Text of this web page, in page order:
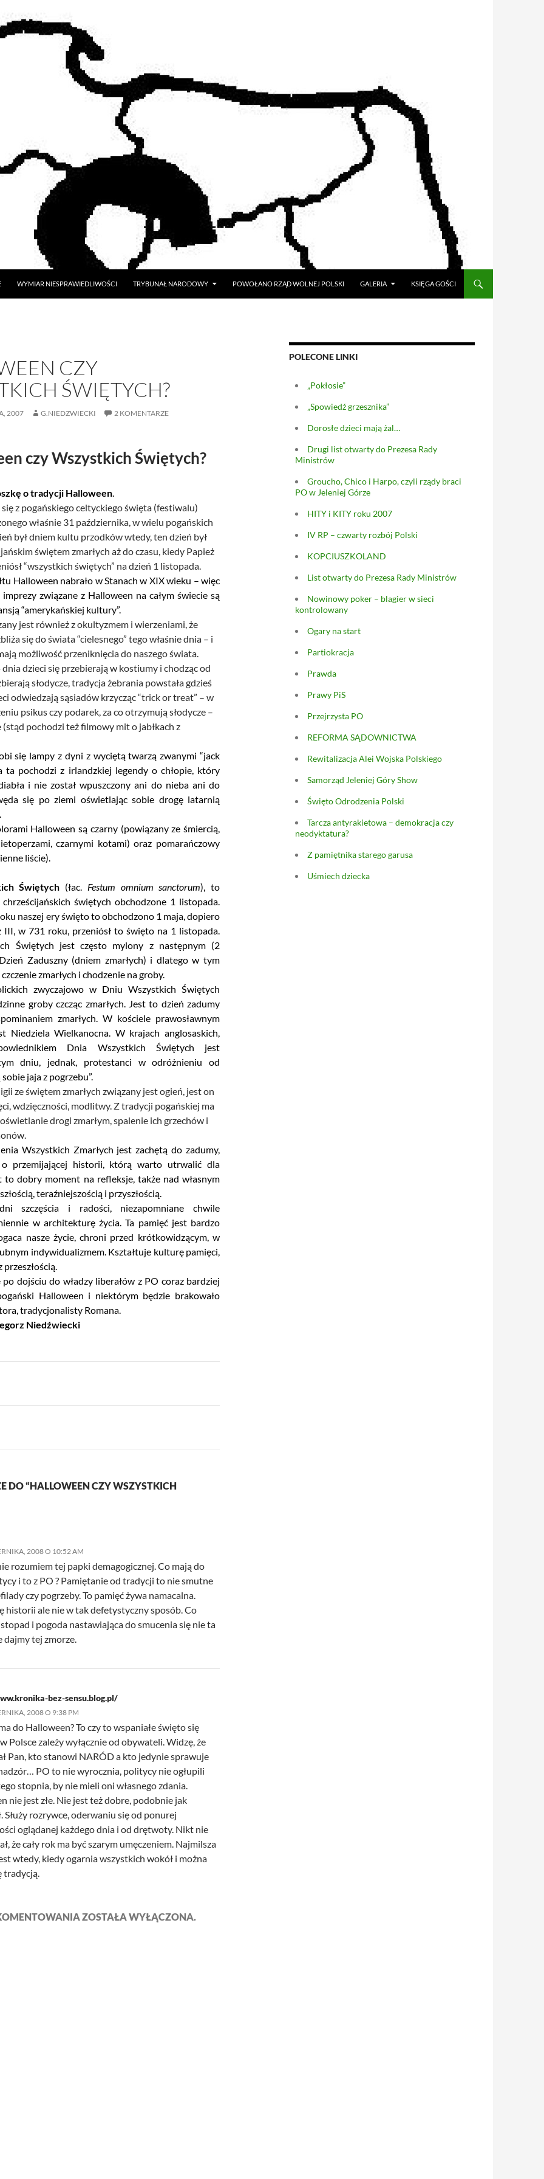
WYMIAR NIESPRAWIEDLIWOŚCI TRYBUNAŁ NARODOWY POWOŁANO RZĄD WOLNEJ POLSKI GALERIA KSIĘGA GOŚCI
CZY
ŚWIĘTYCH?
2007 G.NIEDZWIECKI 2 KOMENTARZE
czy Wszystkich Świętych?
o tradycji Halloween.
z pogańskiego celtyckiego święta (festiwalu)
właśnie 31 października, w wielu pogańskich
był dniem kultu przodków wtedy, ten dzień był
świętem zmarłych aż do czasu, kiedy Papież
“wszystkich świętych” na dzień 1 listopada.
Halloween nabrało w Stanach w XIX wieku – więc
związane z Halloween na całym świecie są
“amerykańskiej kultury”.
jest również z okultyzmem i wierzeniami, że
się do świata “cielesnego” tego właśnie dnia – i
możliwość przeniknięcia do naszego świata.
dzieci się przebierają w kostiumy i chodząc od
słodycze, tradycja żebrania powstała gdzieś
odwiedzają sąsiadów krzycząc “trick or treat” – w
psikus czy podarek, za co otrzymują słodycze –
(stąd pochodzi też filmowy mit o jabłkach z
się lampy z dyni z wyciętą twarzą zwanymi “jack
ta pochodzi z irlandzkiej legendy o chłopie, który
i nie został wpuszczony ani do nieba ani do
się po ziemi oświetlając sobie drogę latarnią
Halloween są czarny (powiązany ze śmiercią,
czarnymi kotami) oraz pomarańczowy
liście).
Świętych (łac. Festum omnium sanctorum), to
świętych obchodzone 1 listopada.
naszej ery święto to obchodzono 1 maja, dopiero
III, w 731 roku, przeniósł to święto na 1 listopada.
Świętych jest często mylony z następnym (2
Dzień Zaduszny(dniem zmarłych) i dlatego w tym
zmarłych i chodzenie na groby.
zwyczajowo w Dniu Wszystkich Świętych
groby czcząc zmarłych. Jest to dzień zadumy
zmarłych. W kościele prawosławnym
Niedziela Wielkanocna. W krajach anglosaskich,
Dnia Wszystkich Świętych jest
dniu, jednak, protestanci w odróżnieniu od
jaja z pogrzebu”.
ze świętem zmarłych związany jest ogień, jest on
wdzięczności, modlitwy. Z tradycji pogańskiej ma
drogi zmarłym, spalenie ich grzechów i
Wszystkich Zmarłych jest zachętą do zadumy,
przemijającej historii, którą warto utrwalić dla
to dobry moment na refleksje, także nad własnym
teraźniejszością i przyszłością.
szczęścia i radości, niezapomniane chwile
w architekturę życia. Ta pamięć jest bardzo
nasze życie, chroni przed krótkowidzącym, w
indywidualizmem. Kształtuje kulturę pamięci,
przeszłością.
po dojściu do władzy liberałów z PO coraz bardziej
Halloween i niektórym będzie brakowało
tradycjonalisty Romana.
Niedźwiecki
DO “HALLOWEEN CZY WSZYSTKICH
2008 O 10:52 AM
rozumiem tej papki demagogicznej. Co mają do
i to z PO ? Pamiętanie od tradycji to nie smutne
czy pogrzeby. To pamięć żywa namacalna.
historii ale nie w tak defetystyczny sposób. Co
i pogoda nastawiająca do smucenia się nie ta
dajmy tej zmorze.
bez-sensu.blog.pl/
2008 O 9:38 PM
do Halloween? To czy to wspaniałe święto się
Polsce zależy wyłącznie od obywateli. Widzę, że
Pan, kto stanowi NARÓD a kto jedynie sprawuje
PO to nie wyrocznia, politycy nie ogłupili
stopnia, by nie mieli oni własnego zdania.
nie jest złe. Nie jest też dobre, podobnie jak
Służy rozrywce, oderwaniu się od ponurej
oglądanej każdego dnia i od drętwoty. Nikt nie
że cały rok ma być szarym umęczeniem. Najmilsza
wtedy, kiedy ogarnia wszystkich wokół i można
tradycją.
ZOSTAŁA WYŁĄCZONA.
POLECONE LINKI
„Pokłosie”
„Spowiedź grzesznika”
Dorosłe dzieci mają żal…
Drugi list otwarty do Prezesa Rady
Ministrów
Groucho, Chico i Harpo, czyli rządy braci
PO w Jeleniej Górze
HITY i KITY roku 2007
IV RP – czwarty rozbój Polski
KOPCIUSZKOLAND
List otwarty do Prezesa Rady Ministrów
Nowinowy poker – blagier w sieci
kontrolowany
Ogary na start
Partiokracja
Prawda
Prawy PiS
Przejrzysta PO
REFORMA SĄDOWNICTWA
Rewitalizacja Alei Wojska Polskiego
Samorząd Jeleniej Góry Show
Święto Odrodzenia Polski
Tarcza antyrakietowa – demokracja czy
neodyktatura?
Z pamiętnika starego garusa
Uśmiech dziecka